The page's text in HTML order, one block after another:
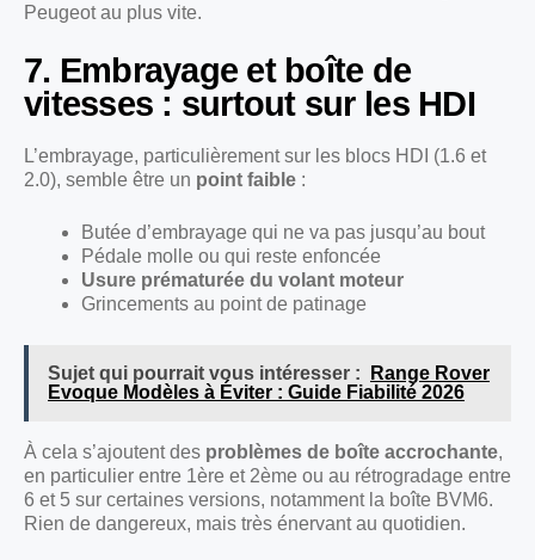
Peugeot au plus vite.
7. Embrayage et boîte de
vitesses : surtout sur les HDI
L’embrayage, particulièrement sur les blocs HDI (1.6 et
2.0), semble être un point faible :
Butée d’embrayage qui ne va pas jusqu’au bout
Pédale molle ou qui reste enfoncée
Usure prématurée du volant moteur
Grincements au point de patinage
Sujet qui pourrait vous intéresser :
Range Rover
Evoque Modèles à Éviter : Guide Fiabilité 2026
À cela s’ajoutent des problèmes de boîte accrochante,
en particulier entre 1ère et 2ème ou au rétrogradage entre
6 et 5 sur certaines versions, notamment la boîte BVM6.
Rien de dangereux, mais très énervant au quotidien.